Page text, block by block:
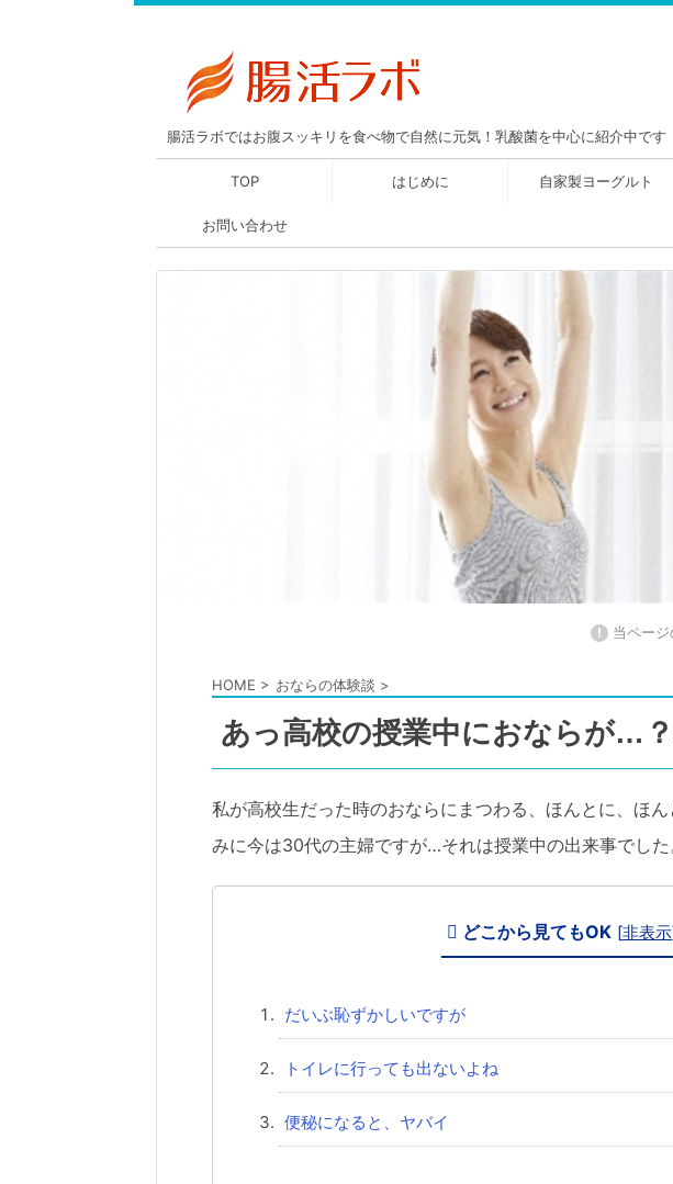
腸活ラボではお腹スッキリを食べ物で自然に元気！乳酸菌を中心に紹介中です
TOP はじめに 自家製ヨーグルト
お問い合わせ
! 当ページ
HOME > おならの体験談 >
あっ高校の授業中におならが…？
私が高校生だった時のおならにまつわる、ほんとに、ほ
みに今は30代の主婦ですが…それは授業中の出来事でした
どこから見てもOK [非表示
だいぶ恥ずかしいですが
トイレに行っても出ないよね
便秘になると、ヤバイ